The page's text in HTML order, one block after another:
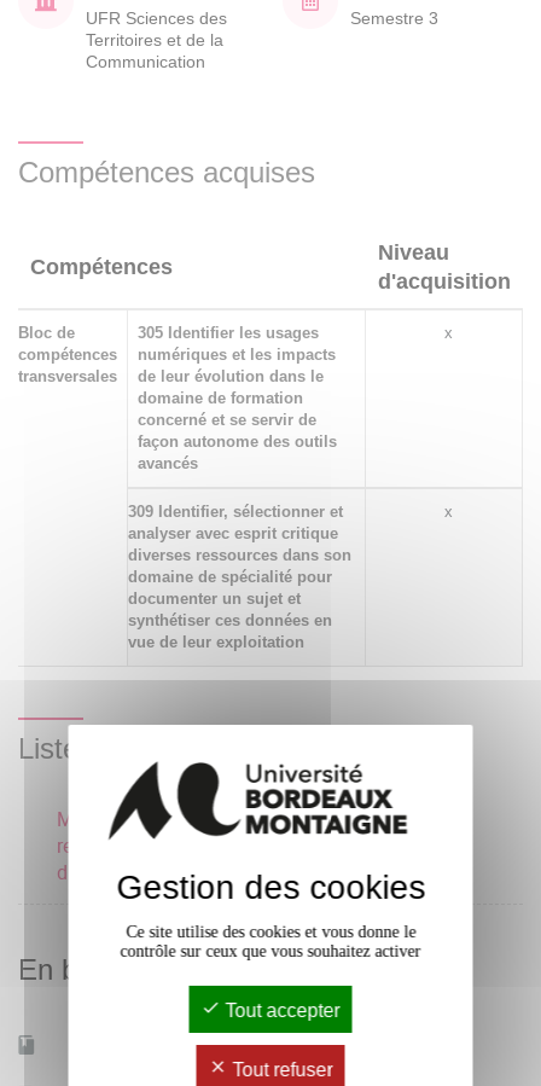
UFR Sciences des
Territoires et de la
Communication
Semestre 3
Compétences acquises
Compétences
Niveau
d'acquisition
Bloc de
compétences
transversales
305 Identifier les usages
numériques et les impacts
de leur évolution dans le
domaine de formation
concerné et se servir de
façon autonome des outils
avancés
x
309 Identifier, sélectionner et
analyser avec esprit critique
diverses ressources dans son
domaine de spécialité pour
documenter un sujet et
synthétiser ces données en
vue de leur exploitation
x
Liste des enseignements
Méthodologie de
recherche éducation
didactique HG et EMC 3
En bref
Mobilité d'études Non
Gestion des cookies
Ce site utilise des cookies et vous donne le
contrôle sur ceux que vous souhaitez activer
Tout accepter
Tout refuser